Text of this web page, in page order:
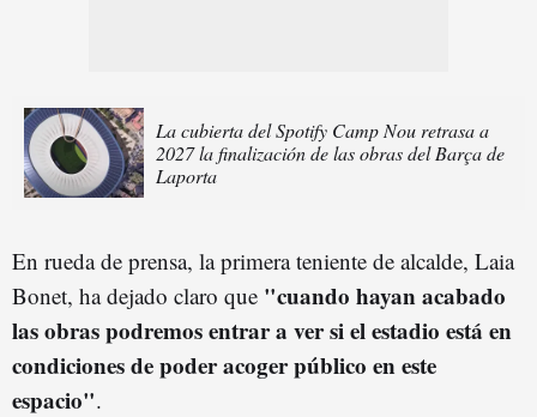
La cubierta del Spotify Camp Nou retrasa a
2027 la finalización de las obras del Barça de
Laporta
En rueda de prensa, la primera teniente de alcalde, Laia
Bonet, ha dejado claro que "cuando hayan acabado
las obras podremos entrar a ver si el estadio está en
condiciones de poder acoger público en este
espacio".